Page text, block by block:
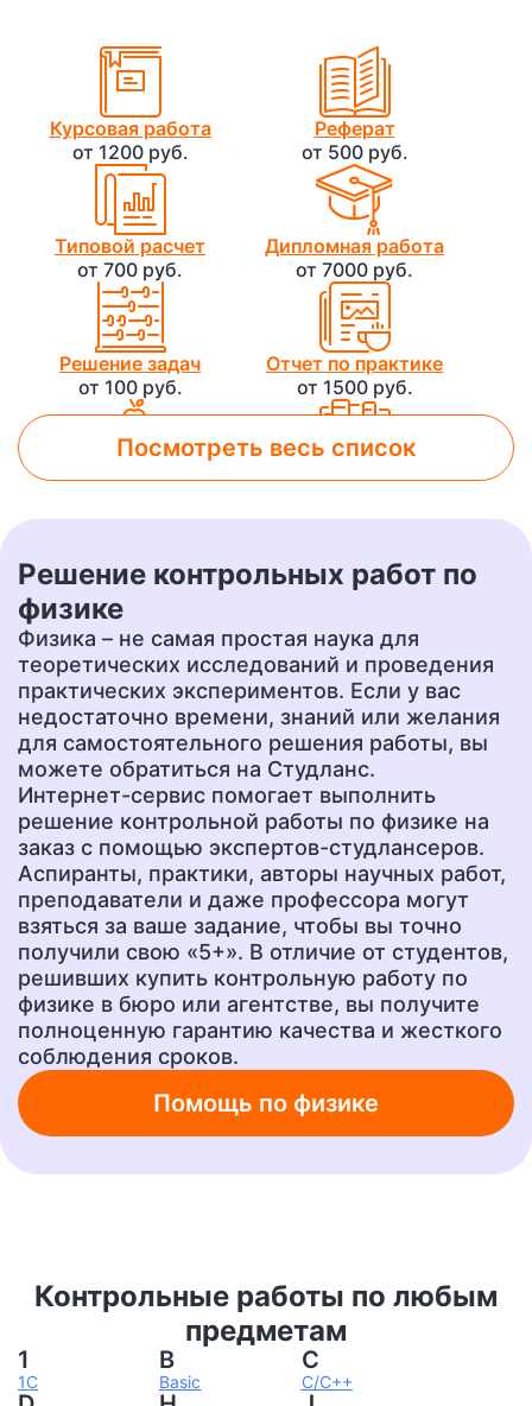
Курсовая работа
от 1200 руб.
Реферат
от 500 руб.
Типовой расчет
от 700 руб.
Дипломная работа
от 7000 руб.
Решение задач
от 100 руб.
Отчет по практике
от 1500 руб.
Лабораторная работа
Контрольная работа
Чертеж
от 700 руб.
Презентация
от 500 руб.
Перевод
от 400 руб.
Эссе
от 400 руб.
Сочинение
от 400 руб.
Ответы на тесты
от 400 руб.
Рецензия
от 700 руб.
Шпаргалки
от 300 руб.
Бизнес-план
от 1500 руб.
Посмотреть весь список
Решение контрольных работ по
физике
Физика – не самая простая наука для
теоретических исследований и проведения
практических экспериментов. Если у вас
недостаточно времени, знаний или желания
для самостоятельного решения работы, вы
можете обратиться на Студланс.
Интернет-сервис помогает выполнить
решение контрольной работы по физике на
заказ с помощью экспертов-студлансеров.
Аспиранты, практики, авторы научных работ,
преподаватели и даже профессора могут
взяться за ваше задание, чтобы вы точно
получили свою «5+». В отличие от студентов,
решивших купить контрольную работу по
физике в бюро или агентстве, вы получите
полноценную гарантию качества и жесткого
соблюдения сроков.
Помощь по физике
Контрольные работы по любым
предметам
1
1C
B
Basic
C
C/C++